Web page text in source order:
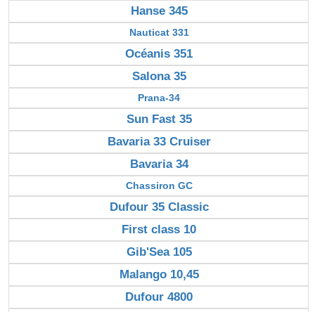
Hanse 345
Nauticat 331
Océanis 351
Salona 35
Prana-34
Sun Fast 35
Bavaria 33 Cruiser
Bavaria 34
Chassiron GC
Dufour 35 Classic
First class 10
Gib'Sea 105
Malango 10,45
Dufour 4800